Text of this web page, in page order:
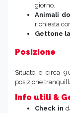
giorno.
Animali
richiesta
Gettone
Posizione
Situato e circa
posizione
Info utili &
Check in